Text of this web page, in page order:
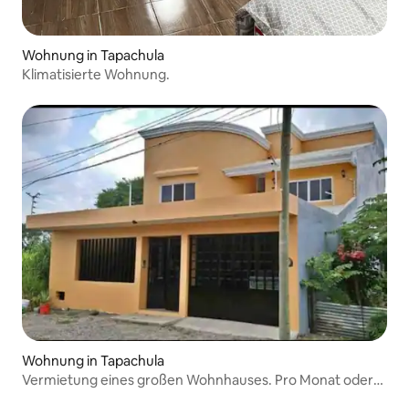
Wohnung in Tapachula
Klimatisierte Wohnung.
Wohnung in Tapachula
Vermietung eines großen Wohnhauses. Pro Monat oder